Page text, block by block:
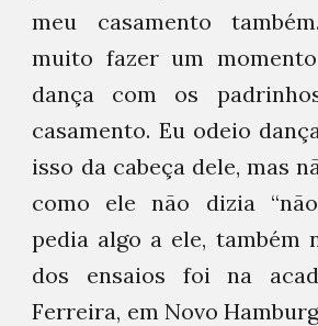
meu casamento
muito fazer um
dança com os
casamento. Eu odeio
isso da cabeça dele, mas
como ele não dizia
pedia algo a ele, também
dos ensaios foi na
Ferreira, em Novo